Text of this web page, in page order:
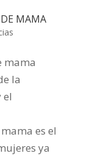
MAMA
mama
la
el
es el
ya